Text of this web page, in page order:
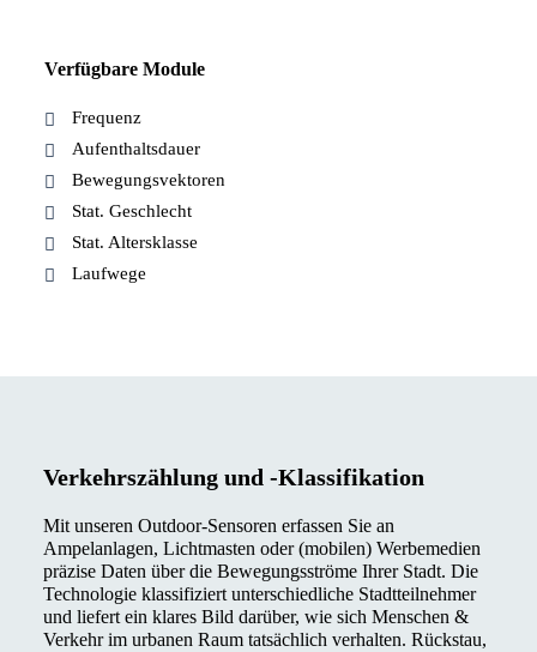
Verfügbare Module
Frequenz
Aufenthaltsdauer
Bewegungsvektoren
Stat. Geschlecht
Stat. Altersklasse
Laufwege
Verkehrszählung und -Klassifikation
Mit unseren Outdoor‑Sensoren erfassen Sie an
Ampelanlagen, Lichtmasten oder (mobilen) Werbemedien
präzise Daten über die Bewegungsströme Ihrer Stadt. Die
Technologie klassifiziert unterschiedliche Stadtteilnehmer
und liefert ein klares Bild darüber, wie sich Menschen &
Verkehr im urbanen Raum tatsächlich verhalten. Rückstau,